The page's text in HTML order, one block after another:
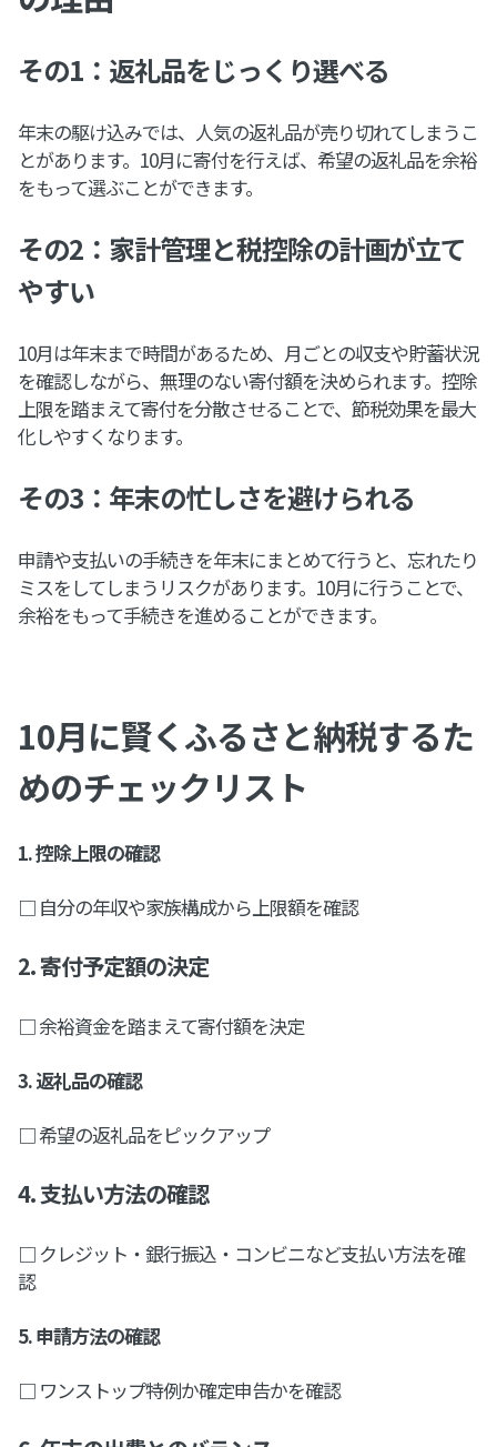
その1：返礼品をじっくり選べる
年末の駆け込みでは、人気の返礼品が売り切れてしまうこ
とがあります。10月に寄付を行えば、希望の返礼品を余裕
をもって選ぶことができます。
その2：家計管理と税控除の計画が立て
やすい
10月は年末まで時間があるため、月ごとの収支や貯蓄状況
を確認しながら、無理のない寄付額を決められます。控除
上限を踏まえて寄付を分散させることで、節税効果を最大
化しやすくなります。
その3：年末の忙しさを避けられる
申請や支払いの手続きを年末にまとめて行うと、忘れたり
ミスをしてしまうリスクがあります。10月に行うことで、
余裕をもって手続きを進めることができます。
10月に賢くふるさと納税するた
めのチェックリスト
1. 控除上限の確認
□ 自分の年収や家族構成から上限額を確認
2. 寄付予定額の決定
□ 余裕資金を踏まえて寄付額を決定
3. 返礼品の確認
□ 希望の返礼品をピックアップ
4. 支払い方法の確認
□ クレジット・銀行振込・コンビニなど支払い方法を確
認
5. 申請方法の確認
□ ワンストップ特例か確定申告かを確認